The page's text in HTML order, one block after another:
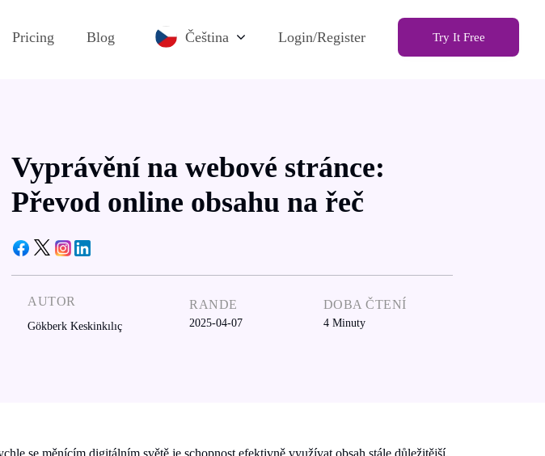
Pricing Blog Čeština Login/Register Try It Free
Vyprávění na webové stránce:
Převod online obsahu na řeč
AUTOR
Gökberk Keskinkılıç
RANDE
2025-04-07
DOBA ČTENÍ
4 Minuty
se měnícím digitálním světě je schopnost efektivně využívat obsah stále důležitější.